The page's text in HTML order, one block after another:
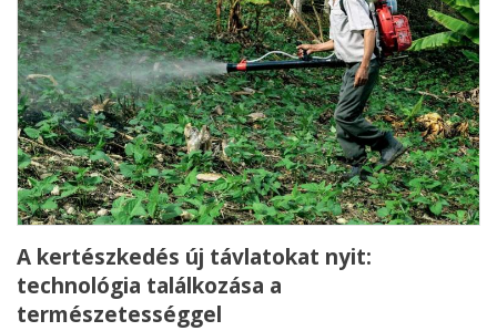
A kertészkedés új távlatokat nyit:
technológia találkozása a
természetességgel